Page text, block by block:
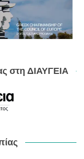
στη ΔΙΑΥΓΕΙΑ